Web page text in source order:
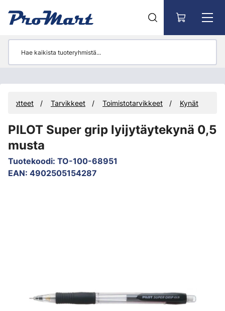
Tuotteet Tarvikkeet Toimistotarvikkeet Kynät
PILOT Super grip lyijytäytekynä 0,5
musta
Tuotekoodi: TO-100-68951
EAN: 4902505154287